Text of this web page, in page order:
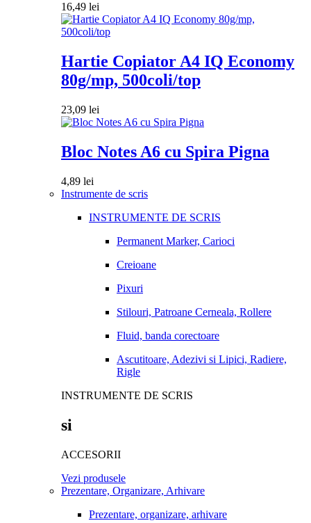
16,49 lei
Hartie Copiator A4 IQ Economy
80g/mp, 500coli/top
23,09 lei
Bloc Notes A6 cu Spira Pigna
4,89 lei
Instrumente de scris
INSTRUMENTE DE SCRIS
Permanent Marker, Carioci
Creioane
Pixuri
Stilouri, Patroane Cerneala, Rollere
Fluid, banda corectoare
Ascutitoare, Adezivi si Lipici, Radiere,
Rigle
INSTRUMENTE DE SCRIS
si
ACCESORII
Vezi produsele
Prezentare, Organizare, Arhivare
Prezentare, organizare, arhivare